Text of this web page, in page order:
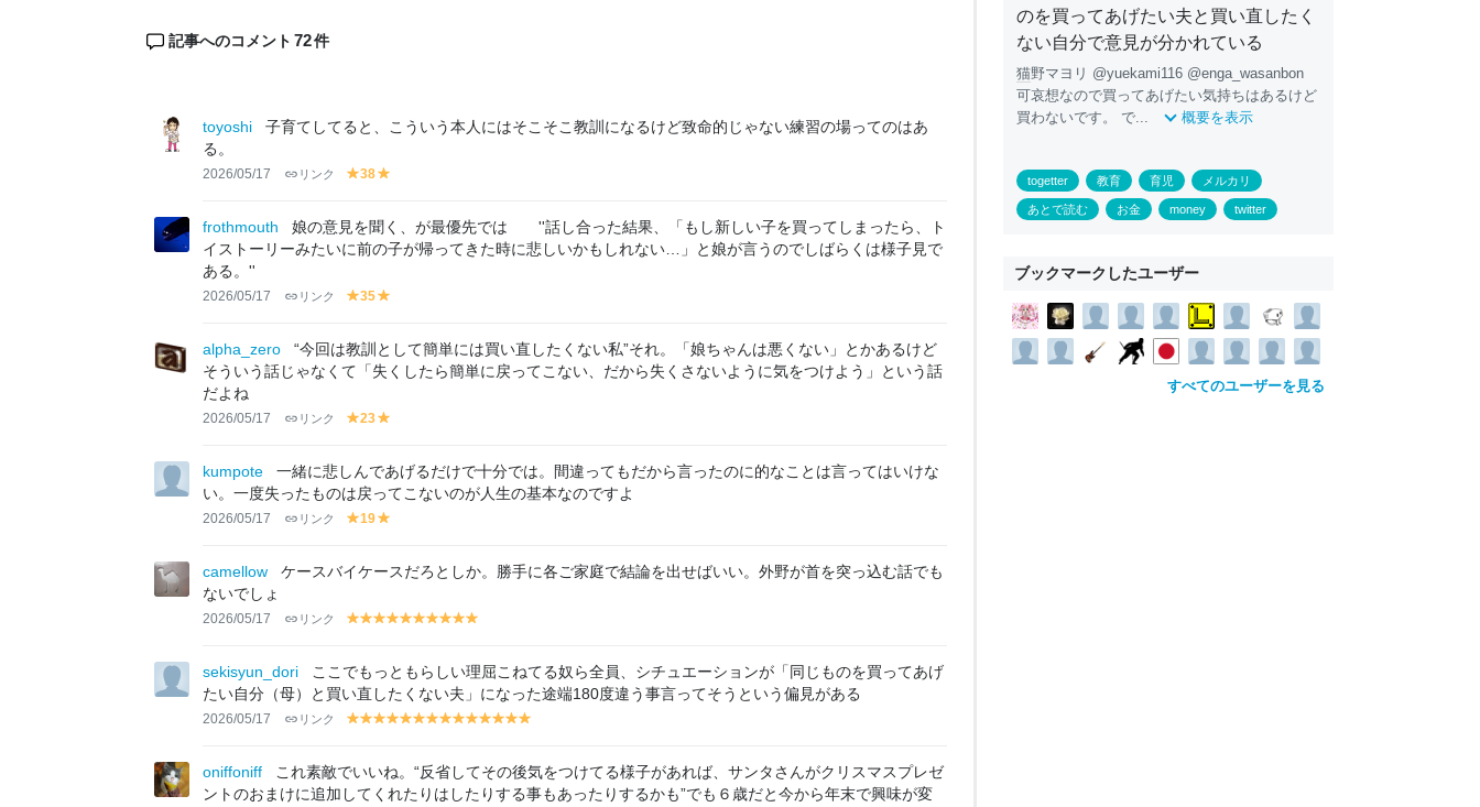
記事へのコメント 72件
toyoshi
子育てしてると、こういう本人にはそこそこ教訓になるけど致命的じゃない練習の場ってのはあ
る。
2026/05/17 リンク
y
lo
w
38
lo
w
frothmouth
娘の意見を聞く、が最優先では ''話し合った結果、「もし新しい子を買ってしまったら、ト
イストーリーみたいに前の子が帰ってきた時に悲しいかもしれない…」と娘が言うのでしばらくは様子見で
ある。''
2026/05/17 リンク
y
lo
w
35
lo
w
alpha_zero
“今回は教訓として簡単には買い直したくない私”それ。「娘ちゃんは悪くない」とかあるけど
そういう話じゃなくて「失くしたら簡単に戻ってこない、だから失くさないように気をつけよう」という話
だよね
2026/05/17 リンク
y
lo
w
23
lo
kumpote
一緒に悲しんであげるだけで十分では。間違ってもだから言ったのに的なことは言ってはいけな
い。一度失ったものは戻ってこないのが人生の基本なのですよ
2026/05/17 リンク
y
lo
19
camellow
ケースバイケースだろとしか。勝手に各ご家庭で結論を出せばいい。外野が首を突っ込む話でも
ないでしょ
2026/05/17 リンク
y
lo
w
y
lo
w
y
w
y
lo
w
y
lo
w
y
lo
w
y
lo
w
y
lo
w
y
lo
w
lo
sekisyun_dori
ここでもっともらしい理屈こねてる奴ら全員、シチュエーションが「同じものを買ってあげ
たい自分（母）と買い直したくない夫」になった途端180度違う事言ってそうという偏見がある
2026/05/17 リンク
y
lo
y
lo
w
y
lo
w
y
lo
w
y
w
y
lo
w
y
lo
w
y
lo
w
y
lo
w
y
lo
w
y
lo
w
y
lo
w
y
lo
w
lo
w
oniffoniff
これ素敵でいいね。“反省してその後気をつけてる様子があれば、サンタさんがクリスマスプレゼ
ントのおまけに追加してくれたりはしたりする事もあったりするかも”でも６歳だと今から年末で興味が変
のを買ってあげたい夫と買い直したく
ない自分で意見が分かれている
猫野マヨリ @yuekami116 @enga_wasanbon
可哀想なので買ってあげたい気持ちはあるけど
買わないです。 で...
概要を表示
togetter 教育 育児 メルカリ
あとで読む お金 money twitter
ブックマークしたユーザー
すべてのユーザーを見る